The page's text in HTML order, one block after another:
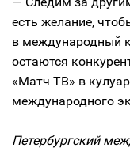
есть желание,
в международный
остаются
«Матч ТВ» в
международного
Петербургский